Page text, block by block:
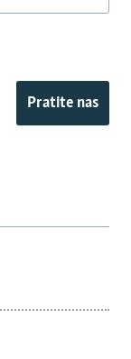
Pratite nas